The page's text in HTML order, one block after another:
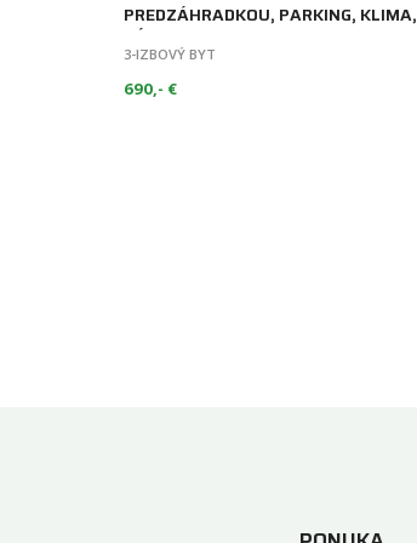
PREDZÁHRADKOU, PARKING, KLIMA,
ZÁLESIE
3-IZBOVÝ BYT
690,- €